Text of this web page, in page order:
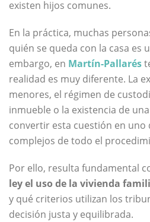
existen hijos comunes.
En la práctica, muchas
quién se queda con la casa es
embargo, en Martín-Pallarés
realidad es muy diferente. La
menores, el régimen de
inmueble o la existencia de
convertir esta cuestión en uno
complejos de todo el
Por ello, resulta fundamental
ley el uso de la vivienda
y qué criterios utilizan los
decisión justa y equilibrada.